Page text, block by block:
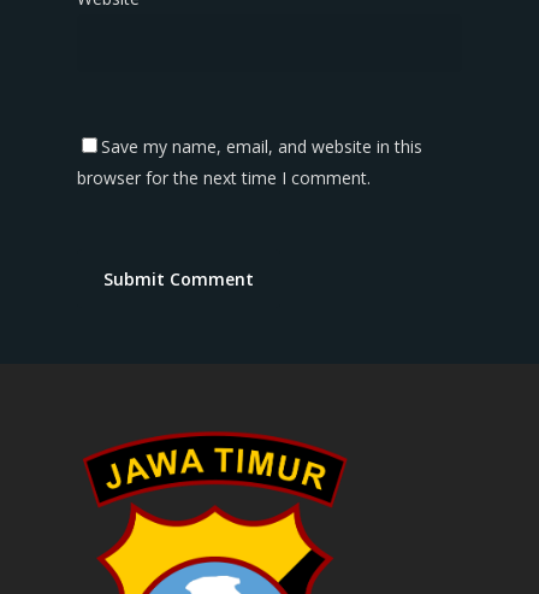
Save my name, email, and website in this
browser for the next time I comment.